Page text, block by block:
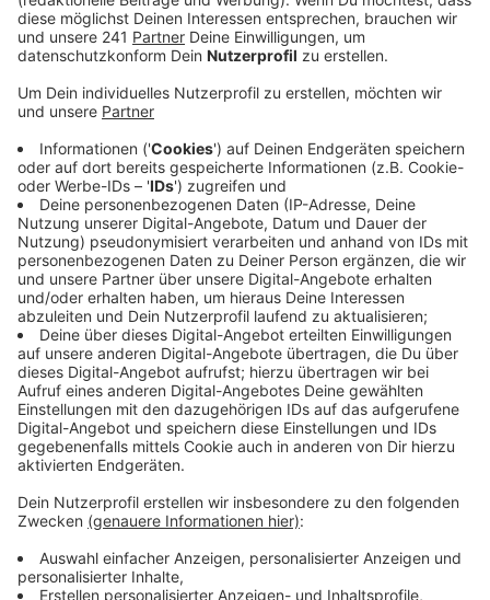
mehrere Wirtschaftsverbände gefordert, die
Unterbrechung des City-Rings am Bonner
Hauptbahnhof wieder auzuheben, zumindest so
lange, wie die Baustelle am Koblenzer Tor existiert.
Veröffentlicht: Montag, 04.04.2022 12:21
Anzeige
Der ADFC teilte mit, dass die Staus doch gerade
zeigen würden, dass zu viele Autos in der Innenstadt
seien, die das Chaos selber verursachen würden. Es
müsse einer Stadt erlaubt sein, den Verkehr auf
zentralen Plätzen wie dem Hauptbahnhof zu
beruhigen, teilte der Verein mit. Als Lösung schlägt der
ADFC vor, die Rathausgasse für den
Durchgangsverkehr zu sperren, und entsprechend zu
schon am Bundeskanzlerplatz auf den unterbrochenen
Reuterstraße in den Westen führen, gezielt zu
Tiefgaragen. Die Maßnahmen seien ja keine Schikane